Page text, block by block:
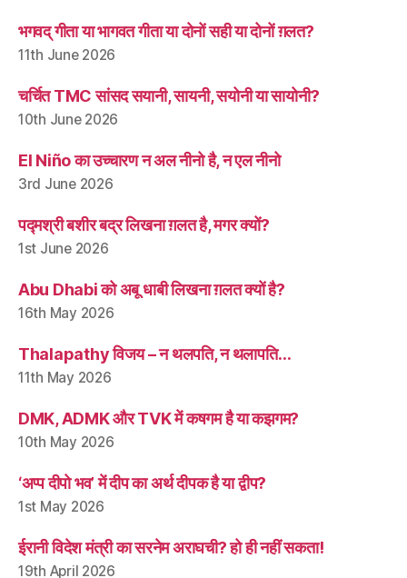
भगवद् गीता या भागवत गीता या दोनों सही या दोनों ग़लत?
11th June 2026
चर्चित TMC सांसद सयानी, सायनी, सयोनी या सायोनी?
10th June 2026
El Niño का उच्चारण न अल नीनो है, न एल नीनो
3rd June 2026
पद्मश्री बशीर बद्र लिखना ग़लत है, मगर क्यों?
1st June 2026
Abu Dhabi को अबू धाबी लिखना ग़लत क्यों है?
16th May 2026
Thalapathy विजय – न थलपति, न थलापति…
11th May 2026
DMK, ADMK और TVK में कषगम है या कझगम?
10th May 2026
‘अप्प दीपो भव’ में दीप का अर्थ दीपक है या द्वीप?
1st May 2026
ईरानी विदेश मंत्री का सरनेम अराघची? हो ही नहीं सकता!
19th April 2026